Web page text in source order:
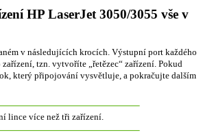
HP LaserJet 3050/3055 vše v
v následujících krocích. Výstupní port každého
tzn. vytvoříte „řetězec“ zařízení. Pokud
který připojování vysvětluje, a pokračujte dalším
lince více než tři zařízení.